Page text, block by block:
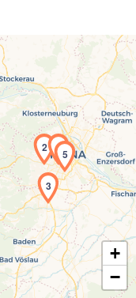
2
3
45
+
−